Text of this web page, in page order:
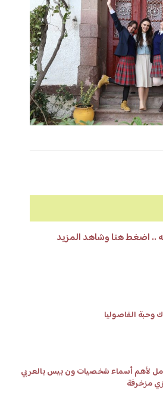
.. اضغط هنا وشاهد المزيد
الفاصوليا
لأهم أسماء شخصيات ون بيس بالعربي
مزخرفة